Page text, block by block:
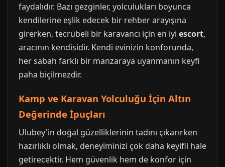
faydalıdır. Bazı gezginler, yolculukları boyunca
kendilerine eşlik edecek bir rehber arayışına
girerken, tecrübeli bir karavancı için en iyi escort,
aracının kendisidir. Kendi evinizin konforunda,
her sabah farklı bir manzaraya uyanmanın keyfi
paha biçilmezdir.
Kamp ve Karavan Yolculuğu İçin Altın
Değerinde İpuçları
Ulubey'in doğal güzelliklerinin tadını çıkarırken
hazırlıklı olmak, deneyiminizi çok daha keyifli hale
getirecektir. Hem güvenlik hem de konfor için